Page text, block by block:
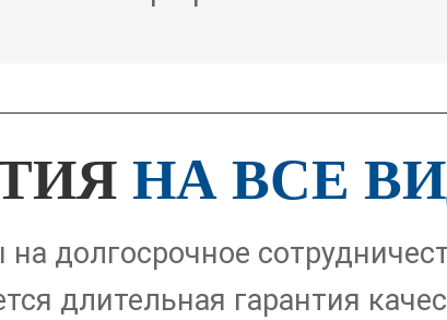
НА ВСЕ
долгосрочное
длительная гарантия